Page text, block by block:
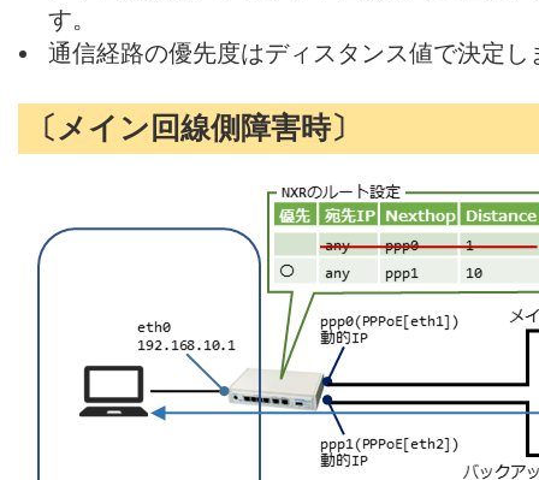
す。
通信経路の優先度はディスタンス値で決定し
〔メイン回線側障害時〕